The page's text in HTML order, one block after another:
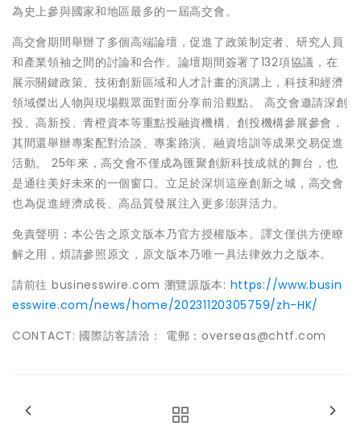
為史上參與國家和地區最多的一屆高交會。
高交會期間舉辦了多個高端論壇，促進了政策制定者、研究人員
和產業領袖之間的討論和合作。論壇期間簽署了132項協議，在
展示關鍵政策、技術創新區域和人才計畫的演講上，科技和經濟
領域傑出人物與現場觀眾面對面分享前沿觀點。 高交會邀請深創
投、高新投、青橙資本等重點投融資機構、創投機構參展參會，
其間還舉辦專案配對洽談、專案路演、融資培訓等成果交易促進
活動。 25年來，高交會不僅成為匯聚創新科技成就的舞台，也
是通往美好未來的一個窗口。立足於深圳這座創新之城，高交會
也為促進經濟成長、高品質發展注入更多澎湃活力。
免責聲明：本公告之原文版本乃官方授權版本。譯文僅供方便瞭
解之用，煩請參照原文，原文版本乃唯一具法律效力之版本。
請前往 businesswire.com 瀏覽源版本: https://www.busin
esswire.com/news/home/20231120305759/zh-HK/
CONTACT: 國際訪客請洽： 電郵：overseas@chtf.com